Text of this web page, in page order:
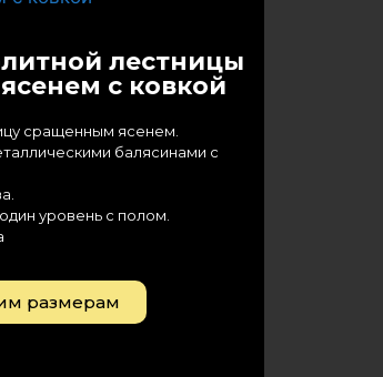
лестницы
с ковкой
сращенным ясенем.
балясинами с
уровень с полом.
размерам